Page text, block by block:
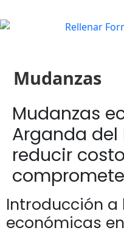
Mudanzas
Mudanzas
Arganda del
reducir
Introducción a
económicas